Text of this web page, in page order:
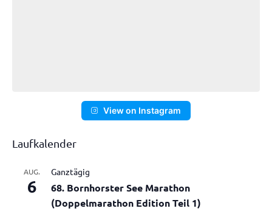
View on Instagram
Laufkalender
AUG.
6
Ganztägig
68. Bornhorster See Marathon
(Doppelmarathon Edition Teil 1)